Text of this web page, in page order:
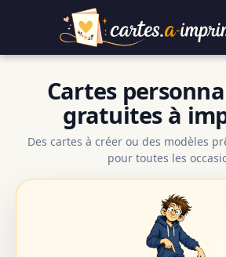
Cartes
gratuites à
Des cartes à créer ou des modèles
pour toutes les